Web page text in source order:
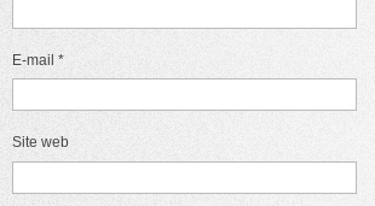
E-mail *
Site web